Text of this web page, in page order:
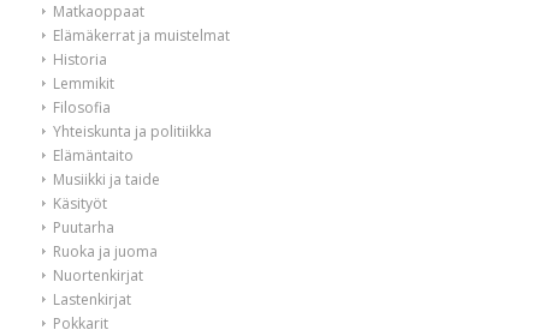
Matkaoppaat
Elämäkerrat ja muistelmat
Historia
Lemmikit
Filosofia
Yhteiskunta ja politiikka
Elämäntaito
Musiikki ja taide
Käsityöt
Puutarha
Ruoka ja juoma
Nuortenkirjat
Lastenkirjat
Pokkarit